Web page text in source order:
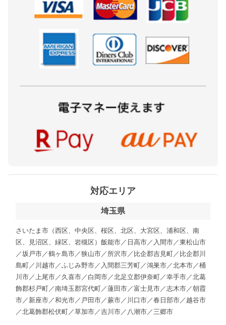
対応エリア
埼玉県
さいたま市（西区、中央区、桜区、北区、大宮区、浦和区、南
区、見沼区、緑区、岩槻区）飯能市／日高市／入間市／東松山市
／坂戸市／鶴ヶ島市／狭山市／所沢市／比企郡吉見町／比企郡川
島町／川越市／ふじみ野市／入間郡三芳町／鴻巣市／北本市／桶
川市／上尾市／久喜市／白岡市／北足立郡伊奈町／幸手市／北葛
飾郡杉戸町／南埼玉郡宮代町／蓮田市／富士見市／志木市／朝霞
市／新座市／和光市／戸田市／蕨市／川口市／春日部市／越谷市
／北葛飾郡松伏町／草加市／吉川市／八潮市／三郷市